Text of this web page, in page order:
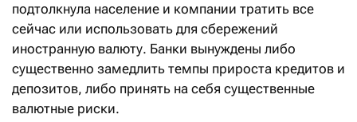
подтолкнула население и компании тратить все
сейчас или использовать для сбережений
иностранную валюту. Банки вынуждены либо
существенно замедлить темпы прироста кредитов и
депозитов, либо принять на себя существенные
валютные риски.